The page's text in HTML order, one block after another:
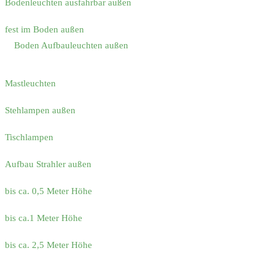
Bodenleuchten ausfahrbar außen
fest im Boden außen
Boden Aufbauleuchten außen
Mastleuchten
Stehlampen außen
Tischlampen
Aufbau Strahler außen
bis ca. 0,5 Meter Höhe
bis ca.1 Meter Höhe
bis ca. 2,5 Meter Höhe